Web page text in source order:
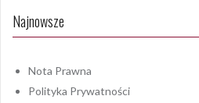
Najnowsze
Nota Prawna
Polityka Prywatności